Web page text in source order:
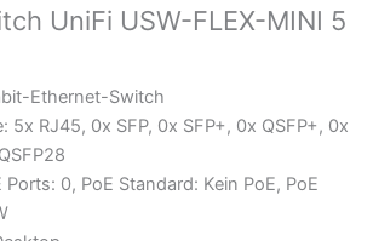
UniFi USW-FLEX-MINI 5
Ethernet-Switch
5x RJ45, 0x SFP, 0x SFP+, 0x QSFP+, 0x
Ports: 0, PoE Standard: Kein PoE, PoE